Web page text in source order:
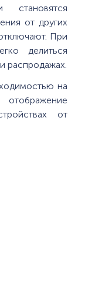
от других
При
делиться
распродажах.
на
от